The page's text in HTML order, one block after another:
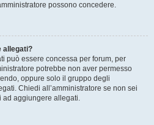
possono concedere.
allegati?
può essere concessa per forum, per
potrebbe non aver permesso
oppure solo il gruppo degli
Chiedi all’amministratore se non sei
ad aggiungere allegati.